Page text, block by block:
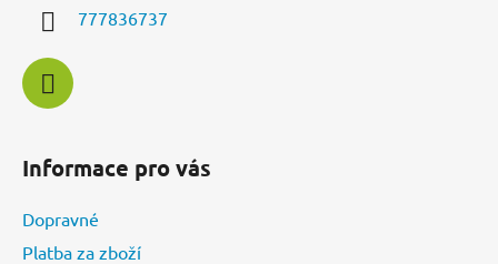
777836737
Informace pro vás
Dopravné
Platba za zboží